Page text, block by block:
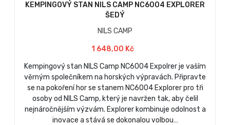
KEMPINGOVÝ STAN NILS CAMP NC6004 EXPLORER
ŠEDÝ
NILS CAMP
1 648,00 Kč
Kempingový stan NILS Camp NC6004 Expolrer je vaším
věrným společníkem na horských výpravách. Připravte
se na pokoření hor se stanem NC6004 Explorer pro tři
osoby od NILS Camp, který je navržen tak, aby čelil
nejnáročnějším výzvám. Explorer kombinuje odolnost a
inovace a stává se dokonalou volbou…